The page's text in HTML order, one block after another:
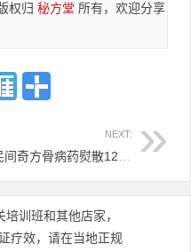
权归 秘方堂 所有，欢迎分享
NEXT:
民间奇方骨病药熨散12.8元
训班和其他店家，
疗效，请在当地正规